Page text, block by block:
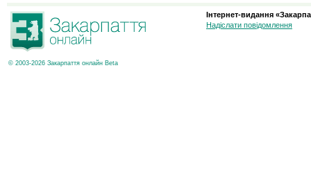
© 2003-2026 Закарпаття онлайн Beta
Інтернет-видання
Надіслати повідомлення